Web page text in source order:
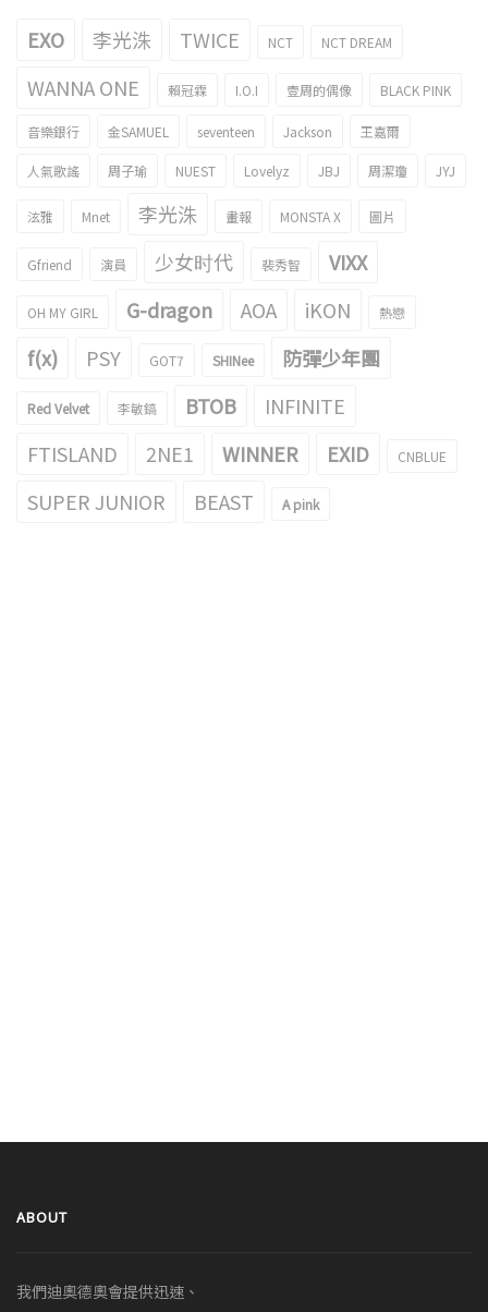
EXO 李光洙 TWICE NCT NCT DREAM
WANNA ONE 賴冠霖 I.O.I 壹周的偶像 BLACK PINK
音樂銀行 金SAMUEL seventeen Jackson 王嘉爾
人氣歌謠 周子瑜 NUEST Lovelyz JBJ 周潔瓊 JYJ
泫雅 Mnet 李光洙 畫報 MONSTA X 圖片
Gfriend 演員 少女时代 裴秀智 VIXX
OH MY GIRL G-dragon AOA iKON 熱戀
f(x) PSY GOT7 SHINee 防彈少年團
Red Velvet 李敏鎬 BTOB
INFINITE
FTISLAND
2NE1 WINNER EXID CNBLUE
SUPER JUNIOR BEAST A pink
ABOUT
我們迪奧德奧會提供迅速、